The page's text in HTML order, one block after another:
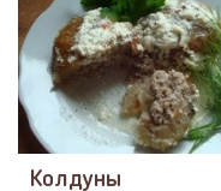
Колдуны